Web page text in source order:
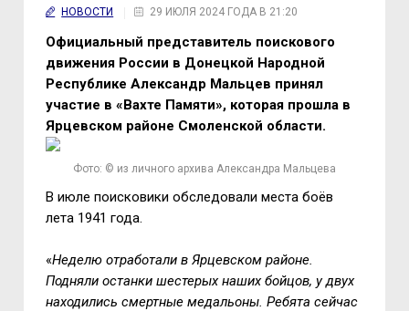
НОВОСТИ 29 ИЮЛЯ 2024 ГОДА В 21:20
Официальный представитель поискового
движения России в Донецкой Народной
Республике Александр Мальцев принял
участие в «Вахте Памяти», которая прошла в
Ярцевском районе Смоленской области.
Фото: © из личного архива Александра Мальцева
В июле поисковики обследовали места боёв
лета 1941 года.
«Неделю отработали в Ярцевском районе.
Подняли останки шестерых наших бойцов, у двух
находились смертные медальоны. Ребята сейчас